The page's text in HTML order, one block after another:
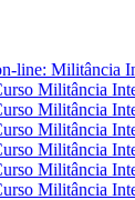
line: Militância
Militância
Militância
Militância
Militância
Militância
Militância